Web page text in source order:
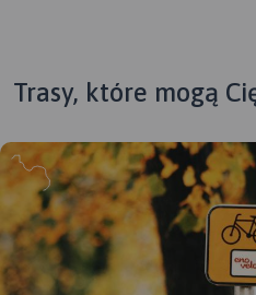
Trasy, które mogą